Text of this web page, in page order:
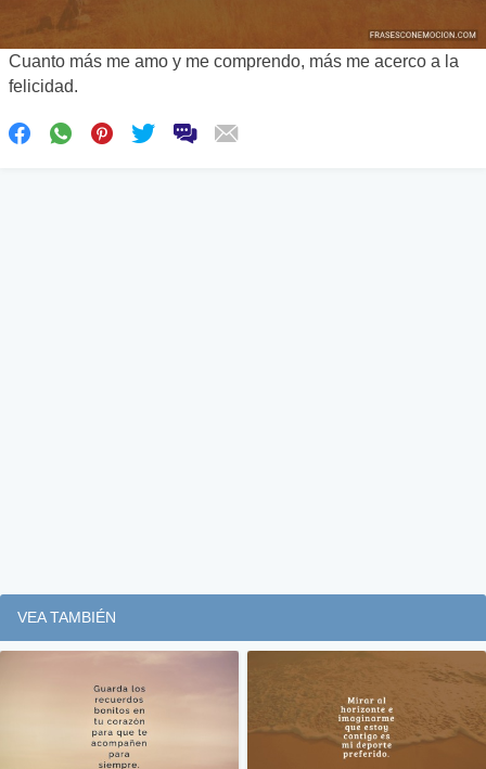
Cuanto más me amo y me comprendo, más me acerco a la
felicidad.
VEA TAMBIÉN